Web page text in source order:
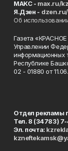
MAKC - max.ru/
Я.Дзен -
Об
Газета
Управлении
информационных
Республике
02 - 01880 от
Отдел рекламы
Тел. 8 (34783)
Эл. почта: